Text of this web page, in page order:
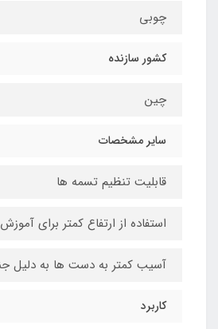
چوبی
کشور سازنده
چین
سایر مشخصات
قابلیت تنظیم تسمه ها
استفاده از ارتفاع کمتر برای
آسیب کمتر به دست ها به دلیل
کاربرد